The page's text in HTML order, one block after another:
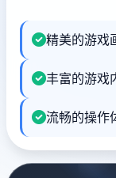
精美的游戏
丰富的游戏
流畅的操作